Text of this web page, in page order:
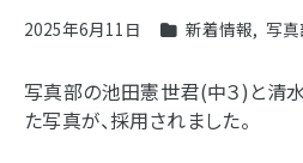
2025年6月11日 新着情報, 写真
写真部の池田憲世君(中３)と清
た写真が、採用されました。